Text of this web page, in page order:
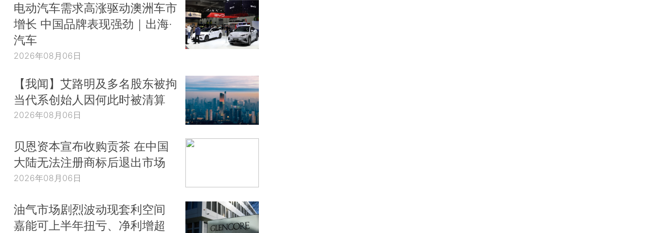
电动汽车需求高涨驱动澳洲车市
增长 中国品牌表现强劲｜出海·
汽车
2026年08月06日
【我闻】艾路明及多名股东被拘
当代系创始人因何此时被清算
2026年08月06日
贝恩资本宣布收购贡茶 在中国
大陆无法注册商标后退出市场
2026年08月06日
油气市场剧烈波动现套利空间
嘉能可上半年扭亏、净利增超